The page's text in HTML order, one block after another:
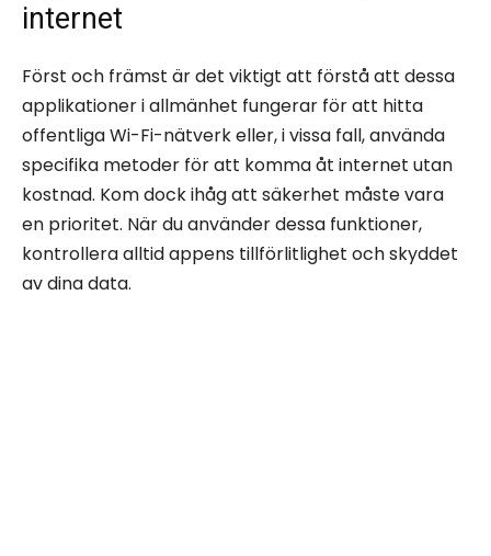
internet
Först och främst är det viktigt att förstå att dessa
applikationer i allmänhet fungerar för att hitta
offentliga Wi-Fi-nätverk eller, i vissa fall, använda
specifika metoder för att komma åt internet utan
kostnad. Kom dock ihåg att säkerhet måste vara
en prioritet. När du använder dessa funktioner,
kontrollera alltid appens tillförlitlighet och skyddet
av dina data.